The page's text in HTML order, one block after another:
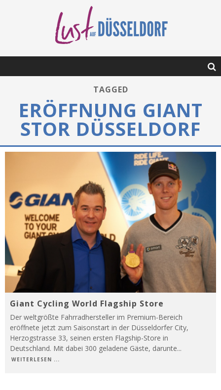
TAGGED
ERÖFFNUNG GIANT
STOR DÜSSELDORF
Giant Cycling World Flagship Store
Der weltgrößte Fahrradhersteller im Premium-Bereich
eröffnete jetzt zum Saisonstart in der Düsseldorfer City,
Herzogstrasse 33, seinen ersten Flagship-Store in
Deutschland. Mit dabei 300 geladene Gäste, darunte...
WEITERLESEN ...